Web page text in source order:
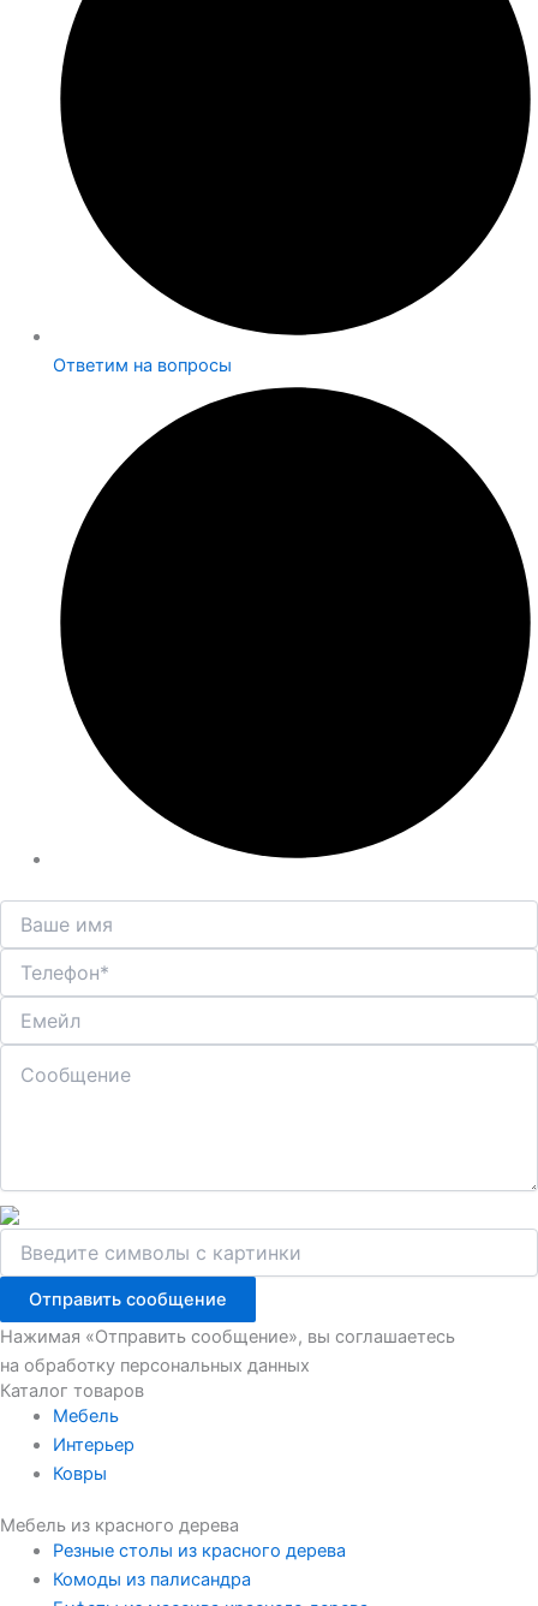
Ответим на вопросы
Отправить сообщение
Нажимая «Отправить сообщение», вы соглашаетесь
на обработку персональных данных
Каталог товаров
Мебель
Интерьер
Ковры
Мебель из красного дерева
Резные столы из красного дерева
Комоды из палисандра